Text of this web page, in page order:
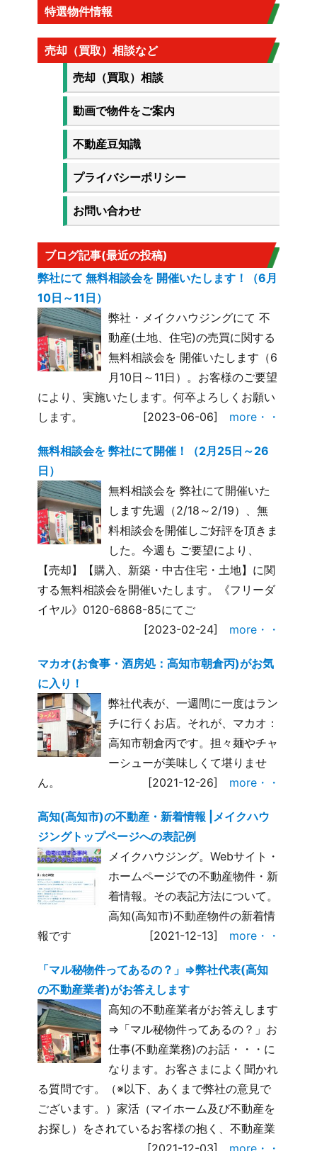
特選物件情報
売却（買取）相談など
売却（買取）相談
動画で物件をご案内
不動産豆知識
プライバシーポリシー
お問い合わせ
ブログ記事(最近の投稿)
弊社にて 無料相談会を 開催いたします！（6月
10日～11日）
弊社・メイクハウジングにて 不
動産(土地、住宅)の売買に関する
無料相談会を 開催いたします（6
月10日～11日）。お客様のご要望
により、実施いたします。何卒よろしくお願い
します。
[2023-06-06] more・・
無料相談会を 弊社にて開催！（2月25日～26
日）
無料相談会を 弊社にて開催いた
します先週（2/18～2/19）、無
料相談会を開催しご好評を頂きま
した。今週も ご要望により、
【売却】【購入、新築・中古住宅・土地】に関
する無料相談会を開催いたします。《フリーダ
イヤル》0120-6868-85にてご
[2023-02-24] more・・
マカオ(お食事・酒房処：高知市朝倉丙)がお気
に入り！
弊社代表が、一週間に一度はラン
チに行くお店。それが、マカオ：
高知市朝倉丙です。担々麺やチャ
ーシューが美味しくて堪りませ
ん。
[2021-12-26] more・・
高知(高知市)の不動産・新着情報 |メイクハウ
ジングトップページへの表記例
メイクハウジング。Webサイト・
ホームページでの不動産物件・新
着情報。その表記方法について。
高知(高知市)不動産物件の新着情
報です
[2021-12-13] more・・
「マル秘物件ってあるの？」⇒弊社代表(高知
の不動産業者)がお答えします
高知の不動産業者がお答えします
⇒「マル秘物件ってあるの？」お
仕事(不動産業務)のお話・・・に
なります。お客さまによく聞かれ
る質問です。（※以下、あくまで弊社の意見で
ございます。）家活（マイホーム及び不動産を
お探し）をされているお客様の抱く、不動産業